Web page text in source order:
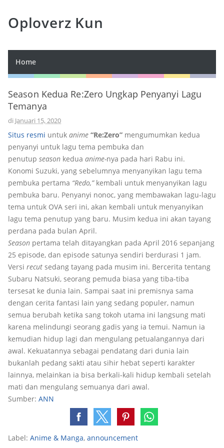
Oploverz Kun
Home
Season Kedua Re:Zero Ungkap Penyanyi Lagu
Temanya
di Januari 15, 2020
Situs resmi untuk anime “Re:Zero” mengumumkan kedua
penyanyi untuk lagu tema pembuka dan
penutup season kedua anime-nya pada hari Rabu ini.
Konomi Suzuki, yang sebelumnya menyanyikan lagu tema
pembuka pertama “Redo,”kembali untuk menyanyikan lagu
pembuka baru. Penyanyi nonoc, yang membawakan lagu-lagu
tema untuk OVA seri ini, akan kembali untuk menyanyikan
lagu tema penutup yang baru. Musim kedua ini akan tayang
perdana pada bulan April.
Season pertama telah ditayangkan pada April 2016 sepanjang
25 episode, dan episode satunya sendiri berdurasi 1 jam.
Versi recut sedang tayang pada musim ini. Bercerita tentang
Subaru Natsuki, seorang pemuda biasa yang tiba-tiba
tersesat ke dunia lain. Sampai saat ini premisnya sama
dengan cerita fantasi lain yang sedang populer, namun
semua berubah ketika sang tokoh utama ini langsung mati
karena melindungi seorang gadis yang ia temui. Namun ia
kemudian hidup lagi dan mengulang petualangannya dari
awal. Kekuatannya sebagai pendatang dari dunia lain
bukanlah pedang sakti atau sihir hebat seperti karakter
lainnya, melainkan ia bisa berkali-kali hidup kembali setelah
mati dan mengulang semuanya dari awal.
Sumber: ANN
Label: Anime & Manga, announcement